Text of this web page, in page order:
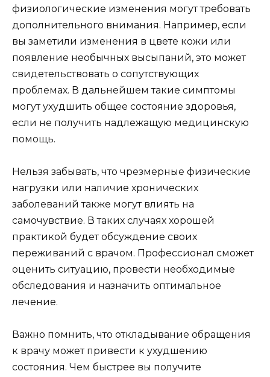
физиологические изменения могут требовать
дополнительного внимания. Например, если
вы заметили изменения в цвете кожи или
появление необычных высыпаний, это может
свидетельствовать о сопутствующих
проблемах. В дальнейшем такие симптомы
могут ухудшить общее состояние здоровья,
если не получить надлежащую медицинскую
помощь.
Нельзя забывать, что чрезмерные физические
нагрузки или наличие хронических
заболеваний также могут влиять на
самочувствие. В таких случаях хорошей
практикой будет обсуждение своих
переживаний с врачом. Профессионал сможет
оценить ситуацию, провести необходимые
обследования и назначить оптимальное
лечение.
Важно помнить, что откладывание обращения
к врачу может привести к ухудшению
состояния. Чем быстрее вы получите